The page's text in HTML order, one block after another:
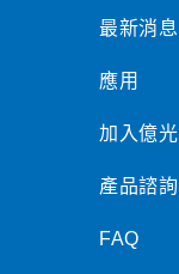
最新消息
應用
加入億光
產品諮詢
FAQ